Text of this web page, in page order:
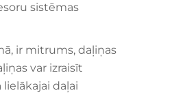
sistēmas
ir mitrums, daļiņas
var izraisīt
daļai